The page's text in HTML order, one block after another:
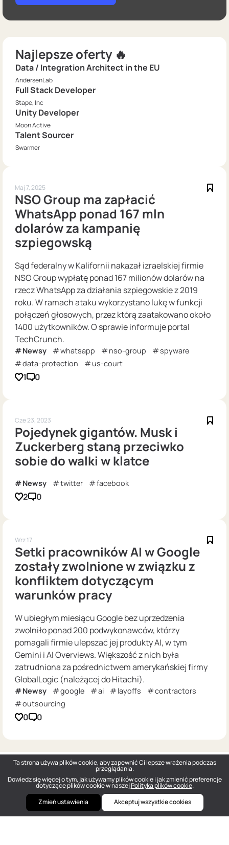
Najlepsze oferty 🔥
Data / Integration Architect in the EU
AndersenLab
Full Stack Developer
Stape, Inc
Unity Developer
Moon Active
Talent Sourcer
Swarmer
Maj 7, 2025
NSO Group ma zapłacić
WhatsApp ponad 167 mln
dolarów za kampanię
szpiegowską
Sąd federalny w Kalifornii nakazał izraelskiej firmie
NSO Group wypłatę ponad 167 milionów dolarów na
rzecz WhatsApp za działania szpiegowskie z 2019
roku. W ramach ataku wykorzystano lukę w funkcji
połączeń głosowych, przez którą zaatakowano około
1400 użytkowników. O sprawie informuje portal
TechCrunch.
Newsy whatsapp nso-group
spyware
data-protection
us-court
1 0
Cze 23, 2023
Pojedynek gigantów. Musk i
Zuckerberg staną przeciwko
sobie do walki w klatce
Newsy twitter facebook
2 0
Wrz 17
Setki pracowników AI w Google
zostały zwolnione w związku z
konfliktem dotyczącym
warunków pracy
W ubiegłym miesiącu Google bez uprzedzenia
zwolniło ponad 200 podwykonawców, którzy
pomagali firmie ulepszać jej produkty AI, w tym
Gemini i AI Overviews. Większość z nich była
zatrudniona za pośrednictwem amerykańskiej firmy
GlobalLogic (należącej do Hitachi).
Newsy google ai layoffs
contractors
outsourcing
0 0
Ta strona używa plików cookie, aby zapewnić Ci lepsze wrażenia podczas
przeglądania.
Dowiedz się więcej o tym, jak używamy plików cookie i jak zmienić preferencje
dotyczące plików cookie w naszejPolityka plików cookie.
Zmień ustawienia
Akceptuj wszystkie cookies